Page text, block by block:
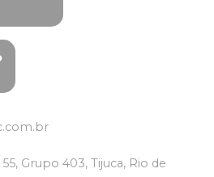
Grupo 403, Tijuca, Rio de